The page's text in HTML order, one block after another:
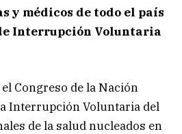
y médicos de todo el país
Interrupción Voluntaria
Congreso de la Nación
Interrupción Voluntaria del
de la salud nucleados en